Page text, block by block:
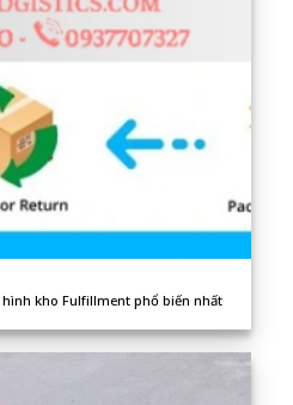
kho Fulfillment phổ biến nhất